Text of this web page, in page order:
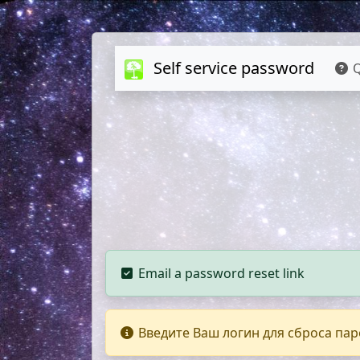
Self service password
Email a password reset link
Введите Ваш логин для сброса